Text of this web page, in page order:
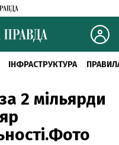
ІНФРАСТРУКТУРА
2 мільярди